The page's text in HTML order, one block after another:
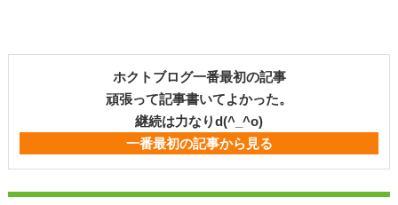
ホクトブログ一番最初の記事
頑張って記事書いてよかった。
継続は力なりd(^_^o)
一番最初の記事から見る